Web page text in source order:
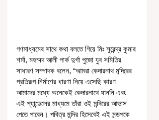
গণমাধ্যমের সাথে কথা বলতে গিয়ে মিঃ সুরেন্দ্র কুমার
শর্মা, মহম্মদ আলী পার্ক দুর্গা পুজো যুব সমিতির
সাধারণ সম্পাদক বলেন, “আমরা কেদারনাথ মন্দিরের
প্রতিরূপ নির্মাণের ধারণা নিয়ে এসেছি কারণ
আমাদের মধ্যে অনেকেই কেদারনাথে যাননি এবং
এই প্যান্ডেলের মাধ্যমে তাঁরা ওই মন্দিরের আভাস
পেতে পারেন। পবিত্র মন্দির হিসেবেই এই মন্ডপকে